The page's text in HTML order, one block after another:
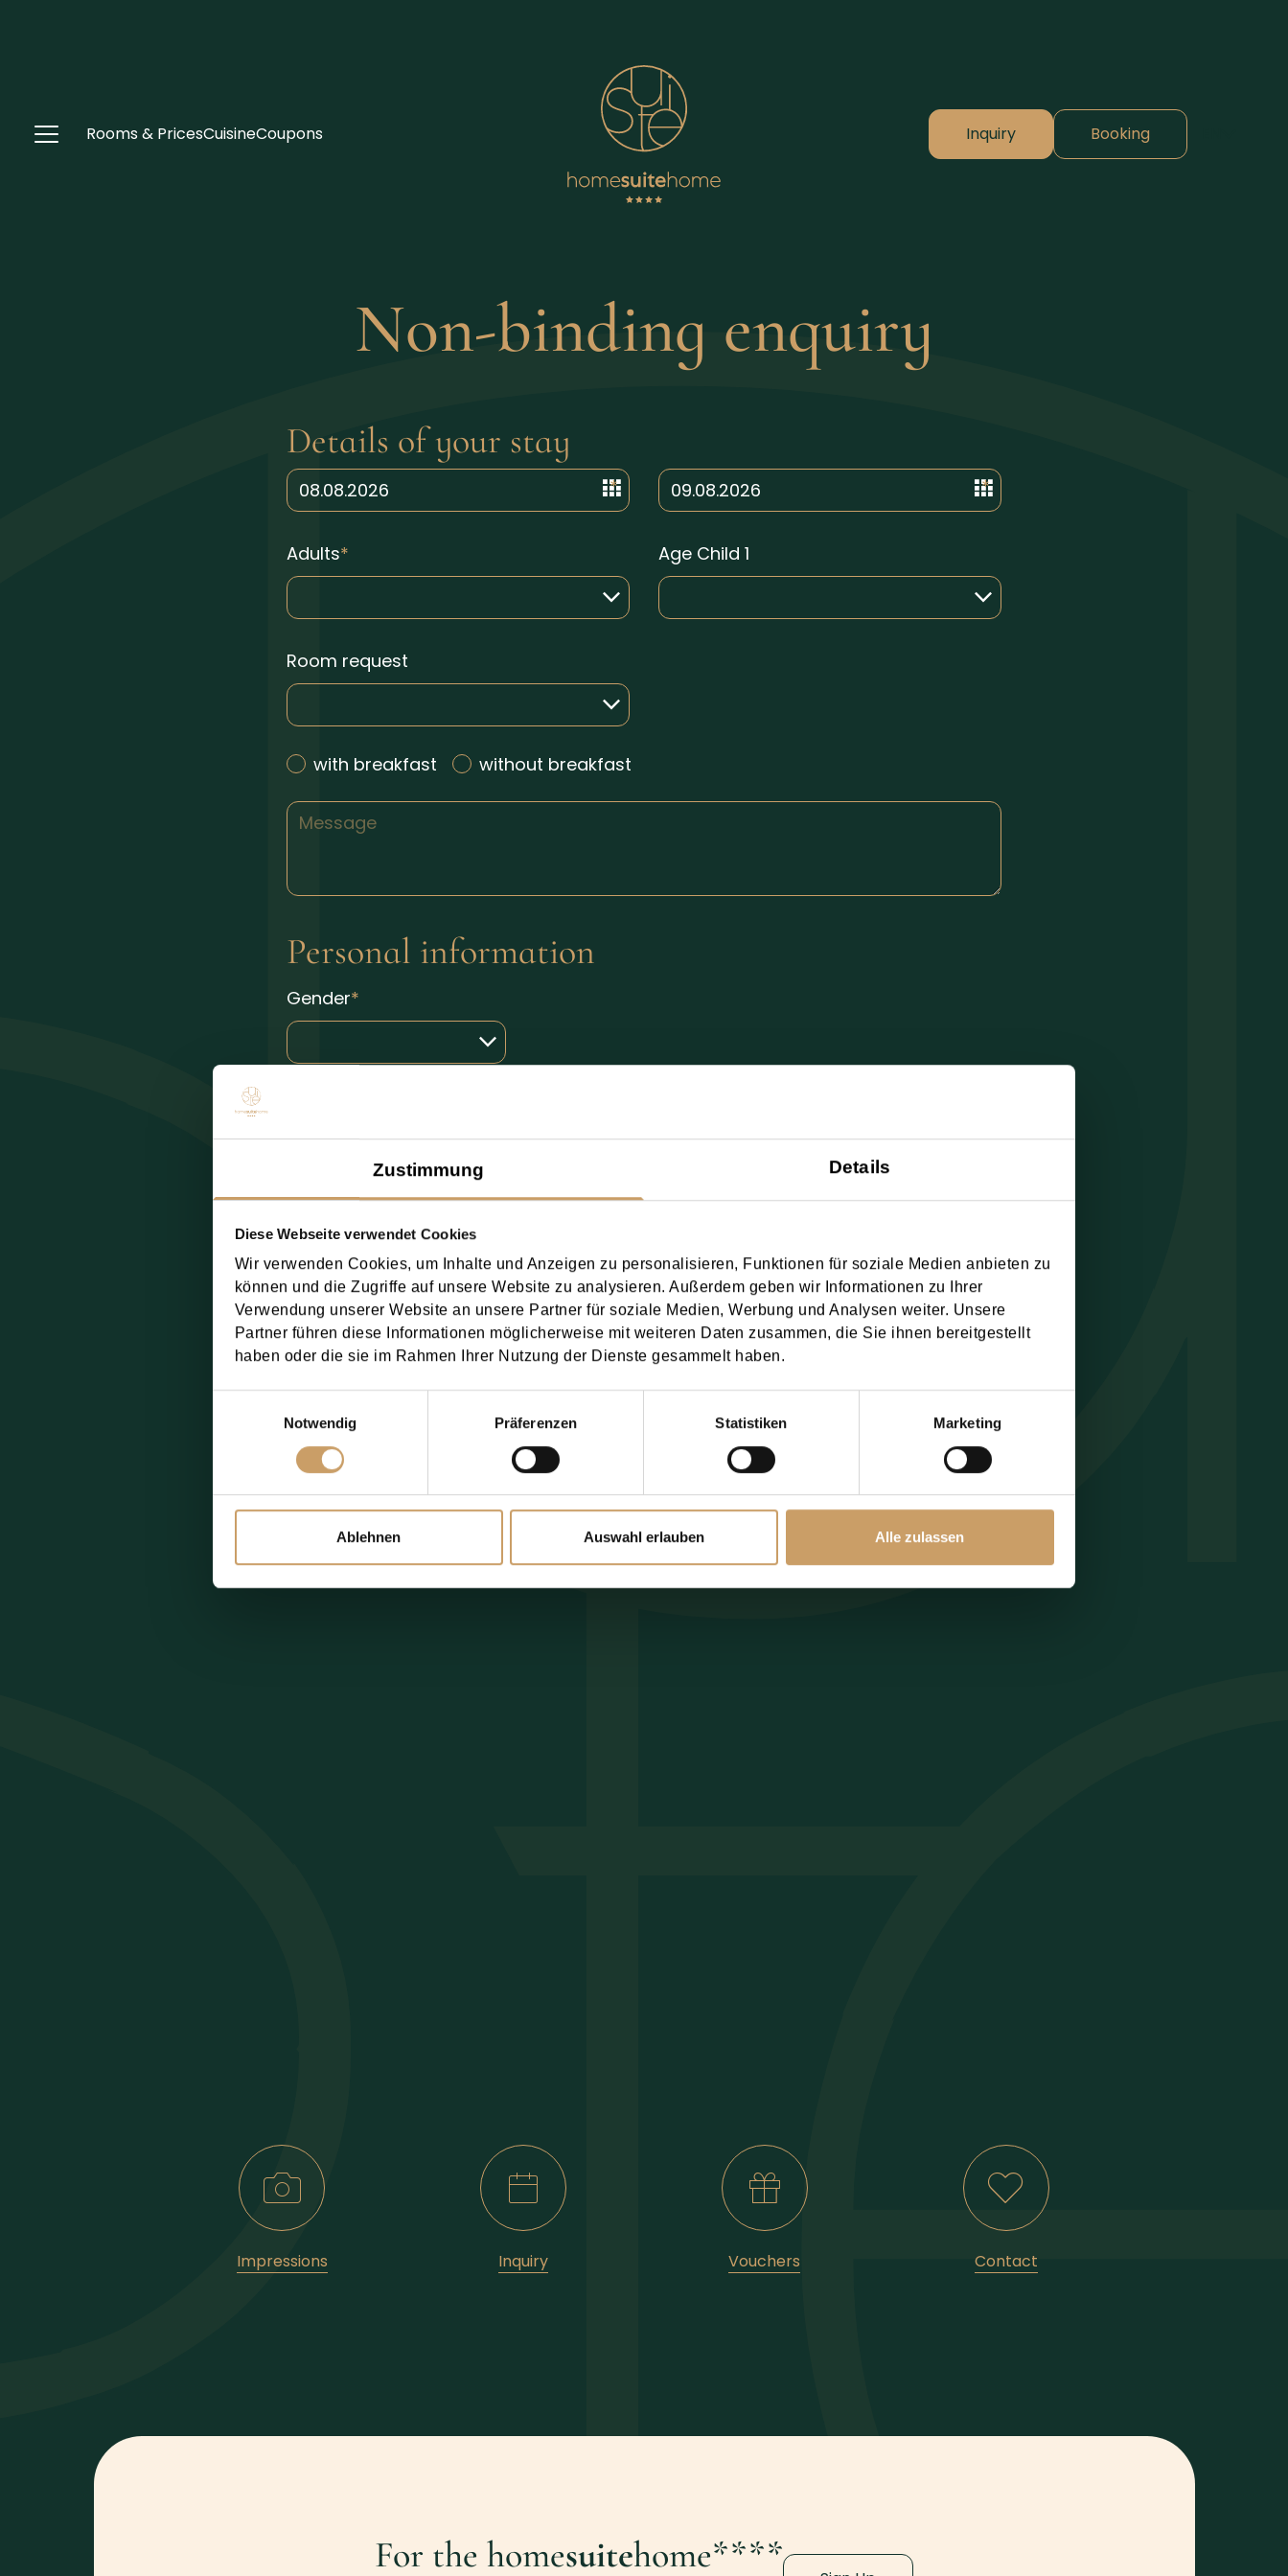
Zustimmung Details
Diese Webseite verwendet Cookies
Wir verwenden Cookies, um Inhalte und Anzeigen zu personalisieren, Funktionen für soziale Medien anbieten zu
können und die Zugriffe auf unsere Website zu analysieren. Außerdem geben wir Informationen zu Ihrer
Verwendung unserer Website an unsere Partner für soziale Medien, Werbung und Analysen weiter. Unsere
Partner führen diese Informationen möglicherweise mit weiteren Daten zusammen, die Sie ihnen bereitgestellt
haben oder die sie im Rahmen Ihrer Nutzung der Dienste gesammelt haben.
Notwendig
Präferenzen Statistiken Marketing
Ablehnen Auswahl erlauben Alle zulassen
Rooms & PricesCuisineCoupons Inquiry Booking
Non-binding enquiry
Details of your stay
Adults Age Child 1
Room request
with breakfast without breakfast
Personal information
Gender
You consent to the use of your personal data as described in thePrivacy Policy .
Additional Information
Impressions Inquiry Vouchers Contact
For the homesuitehome****